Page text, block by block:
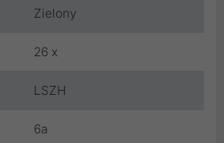
Zielony
26 x
LSZH
6a